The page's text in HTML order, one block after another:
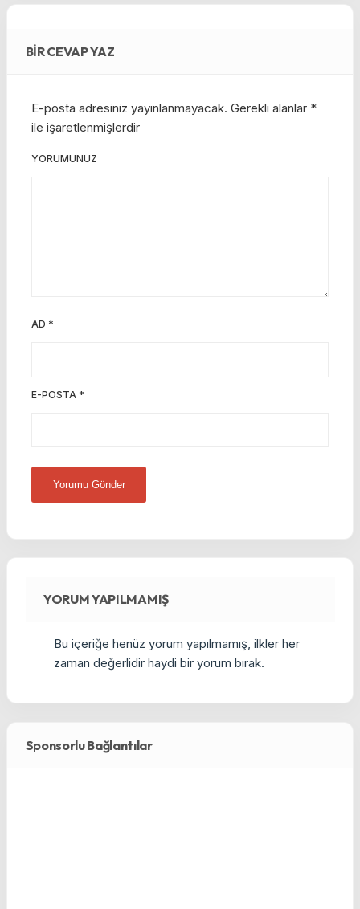
BIR CEVAP YAZ
E-posta adresiniz yayınlanmayacak. Gerekli alanlar *
ile işaretlenmişlerdir
YORUMUNUZ
AD *
E-POSTA *
YORUM YAPILMAMIŞ
Bu içeriğe henüz yorum yapılmamış, ilkler her
zaman değerlidir haydi bir yorum bırak.
Sponsorlu Bağlantılar